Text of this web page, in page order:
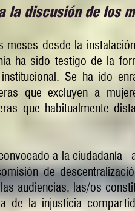
la discusión de los
meses desde la
ha sido testigo de la
Se ha ido
que excluyen a
que habitualmente
convocado a la
de
audiencias, las/os
de la injusticia